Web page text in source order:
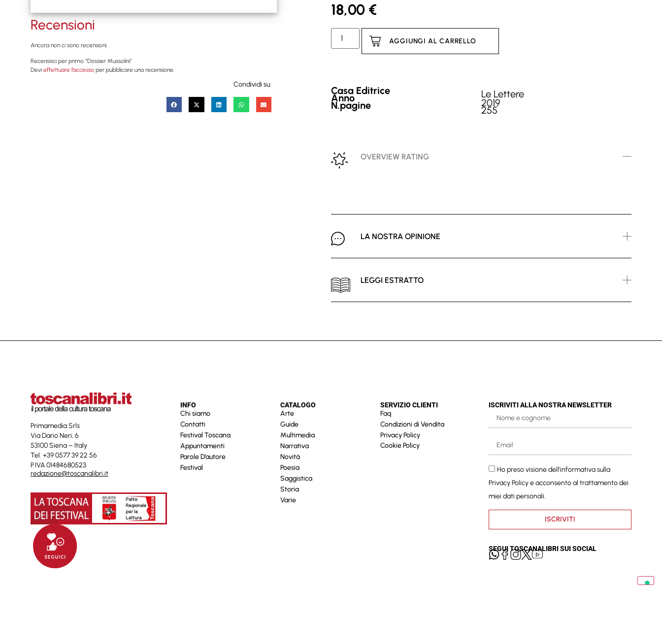
Recensioni
Ancora non ci sono recensioni.
Recensisci per primo “Dossier Mussolini”
Devi effettuare l’accesso per pubblicare una recensione.
Condividi su:
18,00 €
AGGIUNGI AL CARRELLO
Casa Editrice Le Lettere
Anno 2019
N.pagine 255
OVERVIEW RATING
LA NOSTRA OPINIONE
LEGGI ESTRATTO
Primamedia Srls
Via Dario Neri, 6
53100 Siena – Italy
Tel. +39 0577 39 22 56
P.IVA 01484680523
redazione@toscanalibri.it
INFO
Chi siamo
Contatti
Festival Toscana
Appuntamenti
Parole D’autore
Festival
CATALOGO
Arte
Guide
Multimedia
Narrativa
Novità
Poesia
Saggistica
Storia
Varie
SERVIZIO CLIENTI
Faq
Condizioni di Vendita
Privacy Policy
Cookie Policy
ISCRIVITI ALLA NOSTRA NEWSLETTER
Ho preso visione dell'informativa sulla
Privacy Policye acconsento al trattamento dei
miei dati personali.
ISCRIVITI
SEGUI TOSCANALIBRI SUI SOCIAL